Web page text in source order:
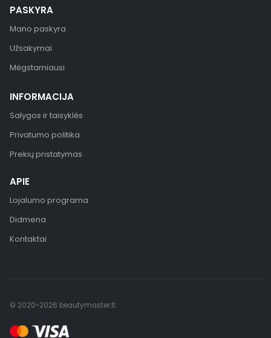
PASKYRA
Mano paskyra
Užsakymai
Mėgstamiausi
INFORMACIJA
Salygos ir taisyklės
Privatumo politika
Prekių pristatymas
APIE
Lojalumo programa
Didmena
Kontaktai
© 2020-2026 beautymaster.lt